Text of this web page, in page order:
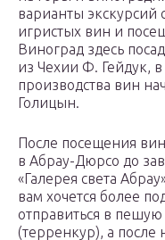
варианты экскурсий
игристых вин и
Виноград здесь
из Чехии Ф. Гейдук,
производства вин
Голицын.
После посещения
в Абрау-Дюрсо до
«Галерея света
вам хочется более
отправиться в пешую
(терренкур), а после